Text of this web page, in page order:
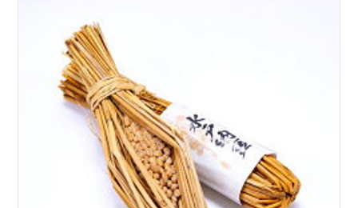
北浦湖畔駅 きたうらこはん
たいよう
県鉾
田市
かしまなだ
茨城
県鹿